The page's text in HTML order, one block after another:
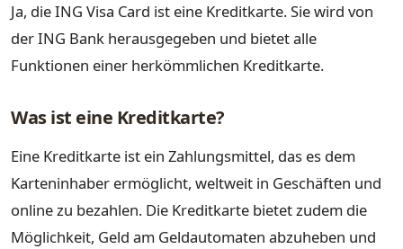
Ja, die ING Visa Card ist eine Kreditkarte. Sie wird von
der ING Bank herausgegeben und bietet alle
Funktionen einer herkömmlichen Kreditkarte.
Was ist eine Kreditkarte?
Eine Kreditkarte ist ein Zahlungsmittel, das es dem
Karteninhaber ermöglicht, weltweit in Geschäften und
online zu bezahlen. Die Kreditkarte bietet zudem die
Möglichkeit, Geld am Geldautomaten abzuheben und